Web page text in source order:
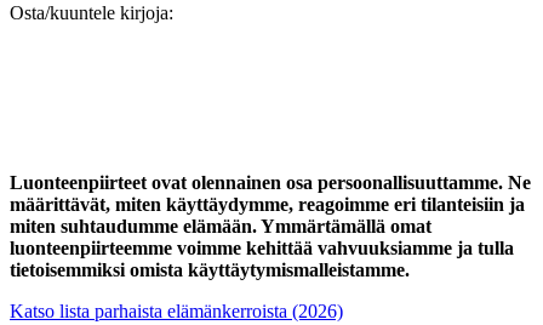
Osta/kuuntele kirjoja:
Luonteenpiirteet ovat olennainen osa persoonallisuuttamme. Ne
määrittävät, miten käyttäydymme, reagoimme eri tilanteisiin ja
miten suhtaudumme elämään. Ymmärtämällä omat
luonteenpiirteemme voimme kehittää vahvuuksiamme ja tulla
tietoisemmiksi omista käyttäytymismalleistamme.
Katso lista parhaista elämänkerroista (2026)